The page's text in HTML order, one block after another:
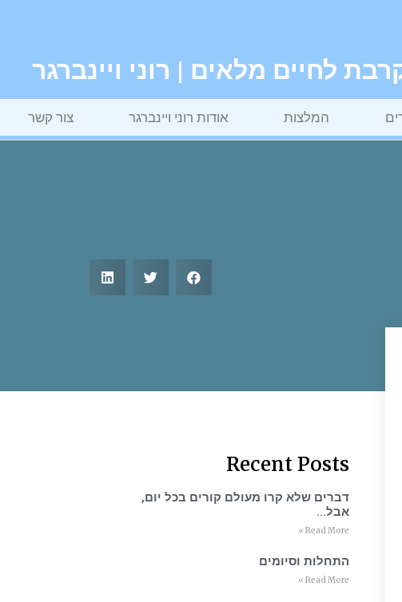
לחיים מלאים | רוני ויינברגר
המלצות אודות רוני ויינברגר צור קשר
Recent Posts
דברים שלא קרו מעולם קורים בכל יום,
אבל…
Read More »
התחלות וסיומים
Read More »